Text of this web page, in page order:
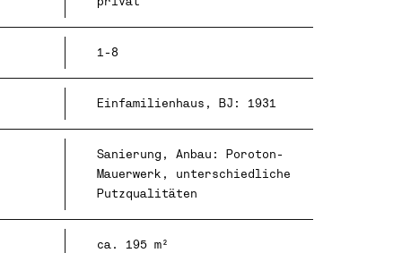
1-8
Einfamilienhaus, BJ: 1931
Sanierung, Anbau: Poroton-
Mauerwerk, unterschiedliche
Putzqualitäten
ca. 195 m²